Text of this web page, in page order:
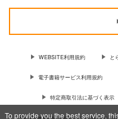
To provide you the best service,
WEBSITE利用規約 と
電子書籍サービス利用規約
特定商取引法に基づく表示
For Overseas customer, now you